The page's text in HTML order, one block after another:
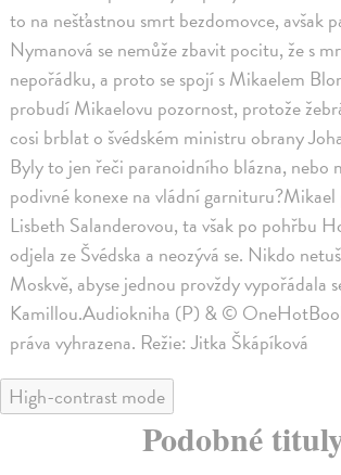
to na nešťastnou smrt bezdomovce, avšak
Nymanová se nemůže zbavit pocitu, že s
nepořádku, a proto se spojí s Mikaelem
probudí Mikaelovu pozornost, protože
cosi brblat o švédském ministru obrany
Byly to jen řeči paranoidního blázna, nebo
podivné konexe na vládní
Lisbeth Salanderovou, ta však po pohřbu
odjela ze Švédska a neozývá se. Nikdo
Moskvě, abyse jednou provždy vypořádala
Kamillou.Audiokniha (P) & ©
práva vyhrazena. Režie: Jitka Škápíková
High-contrast mode
Podobné